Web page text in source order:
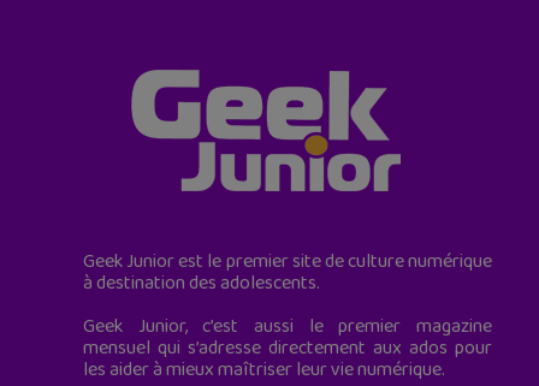
Geek Junior est le premier site de culture numérique
à destination des adolescents.
Geek Junior, c’est aussi le premier magazine
mensuel qui s’adresse directement aux ados pour
les aider à mieux maîtriser leur vie numérique.